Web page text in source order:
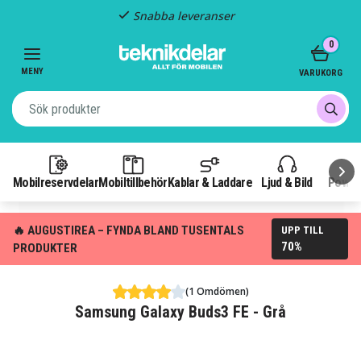
Snabba leveranser
MENY
MobilreservdelarMobiltillbehör Kablar & Laddare Ljud & Bild
0
VARUKORG
🔥 AUGUSTIREA – FYNDA BLAND TUSENTALS
PRODUKTER
UPP TILL
70%
(1 Omdömen)
Samsung Galaxy Buds3 FE - Grå